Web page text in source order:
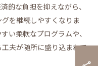
的な負担を抑えながら、
を継続しやすくなりま
い柔軟なプログラムや、
夫が随所に盛り込まれて